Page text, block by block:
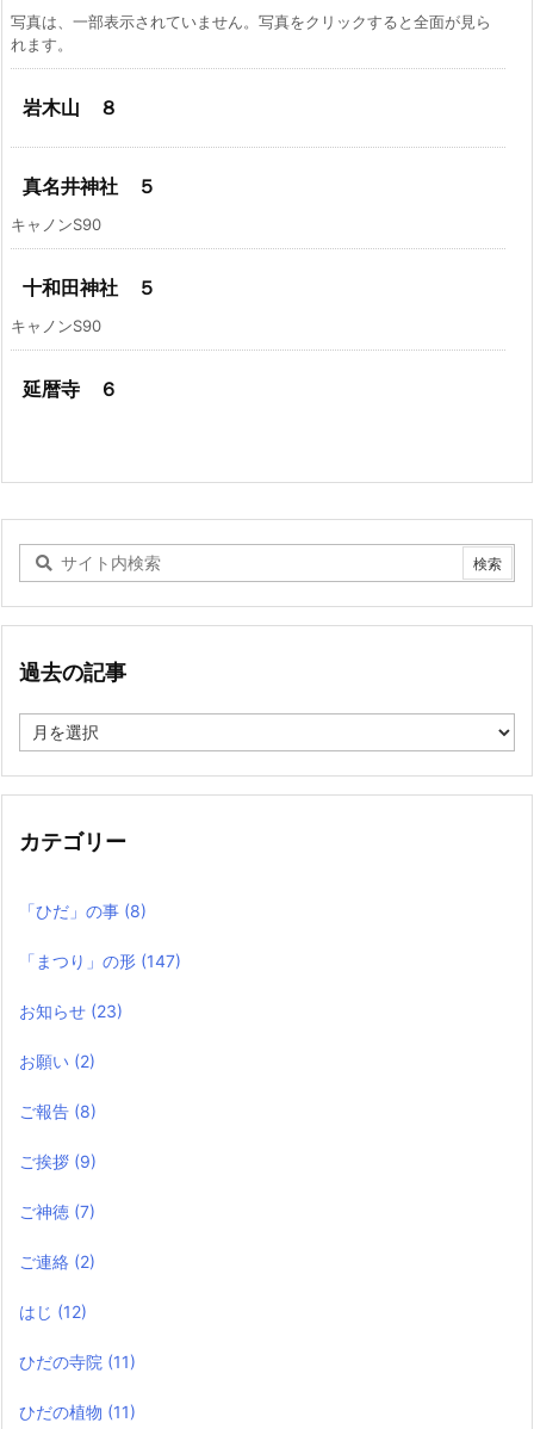
写真は、一部表示されていません。写真をクリックすると全面が見ら
れます。
岩木山 ８
真名井神社 ５
キャノンS90
十和田神社 ５
キャノンS90
延暦寺 ６
過去の記事
去
記
カテゴリー
「ひだ」の事 (8)
「まつり」の形 (147)
お知らせ (23)
お願い (2)
ご報告 (8)
ご挨拶 (9)
ご神徳 (7)
ご連絡 (2)
はじ (12)
ひだの寺院 (11)
ひだの植物 (11)